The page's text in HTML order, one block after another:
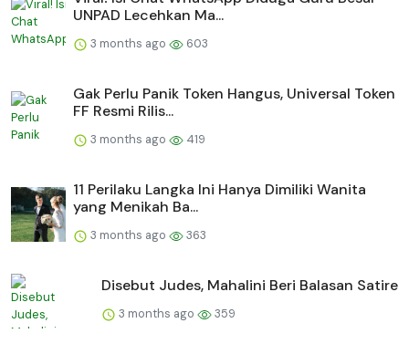
UNPAD Lecehkan Ma...
3 months ago 603
Gak Perlu Panik Token Hangus, Universal Token
FF Resmi Rilis...
3 months ago 419
11 Perilaku Langka Ini Hanya Dimiliki Wanita
yang Menikah Ba...
3 months ago 363
Disebut Judes, Mahalini Beri Balasan Satire
3 months ago 359